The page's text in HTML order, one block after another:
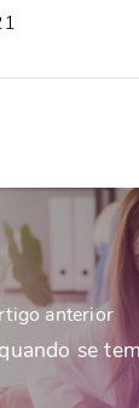
anterior
se